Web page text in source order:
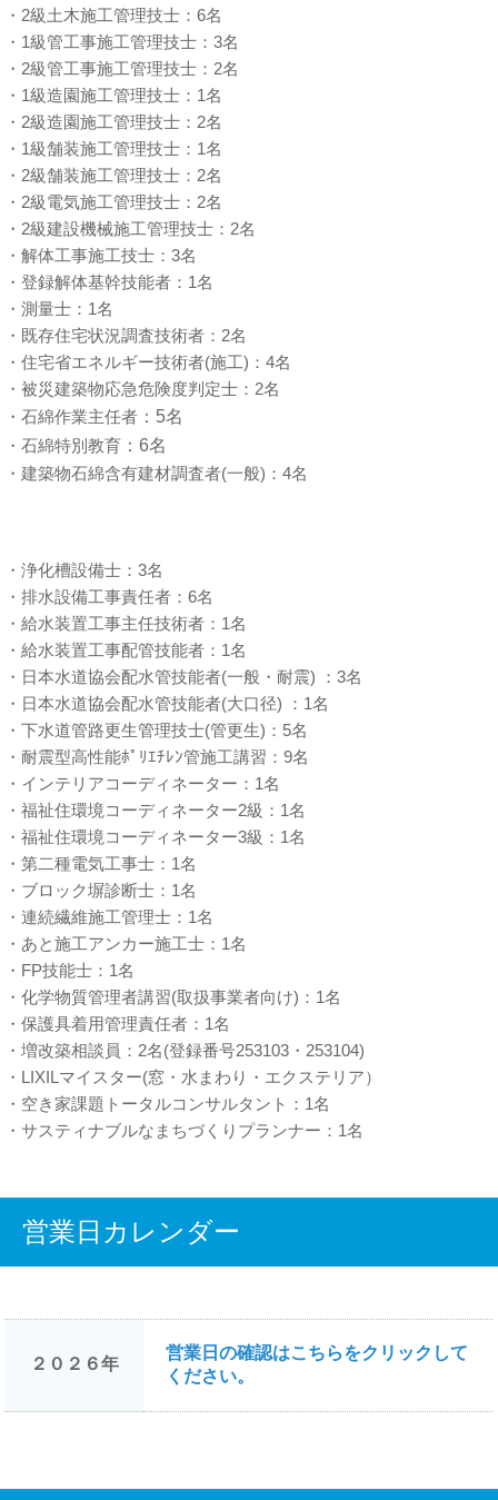
・2級土木施工管理技士：6名
・1級管工事施工管理技士：3名
・2級管工事施工管理技士：2名
・1級造園施工管理技士：1名
・2級造園施工管理技士：2名
・1級舗装施工管理技士：1名
・2級舗装施工管理技士：2名
・2級電気施工管理技士：2名
・2級建設機械施工管理技士：2名
・解体工事施工技士：3名
・登録解体基幹技能者：1名
・測量士：1名
・ 既存住宅状況調査技術者：2名
・住宅省エネルギー技術者(施工)：4名
・被災建築物応急危険度判定士：2名
・石綿作業主任者 ：5名
・石綿特別教育 ：6名
・建築物石綿含有建材調査者(一般)：4名
・浄化槽設備士：3名
・排水設備工事責任者：6名
・給水装置工事主任技術者：1名
・給水装置工事配管技能者：1名
・日本水道協会配水管技能者(一般・耐震) ：3名
・日本水道協会配水管技能者(大口径) ：1名
・下水道管路更生管理技士(管更生)：5名
・耐震型高性能ﾎﾟﾘｴﾁﾚﾝ管施工講習：9名
・インテリアコーディネーター：1名
・福祉住環境コーディネーター2級：1名
・福祉住環境コーディネーター3級：1名
・第二種電気工事士：1名
・ブロック塀診断士：1名
・連続繊維施工管理士：1名
・あと施工アンカー施工士：1名
・FP技能士：1名
・化学物質管理者講習(取扱事業者向け)：1名
・保護具着用管理責任者：1名
・増改築相談員：2名(登録番号253103・253104)
・LIXILマイスター(窓・水まわり・エクステリア）
・空き家課題トータルコンサルタント：1名
・サスティナブルなまちづくりプランナー：1名
営業日カレンダー
２０２６年
営業日の確認はこちらをクリックして
ください。